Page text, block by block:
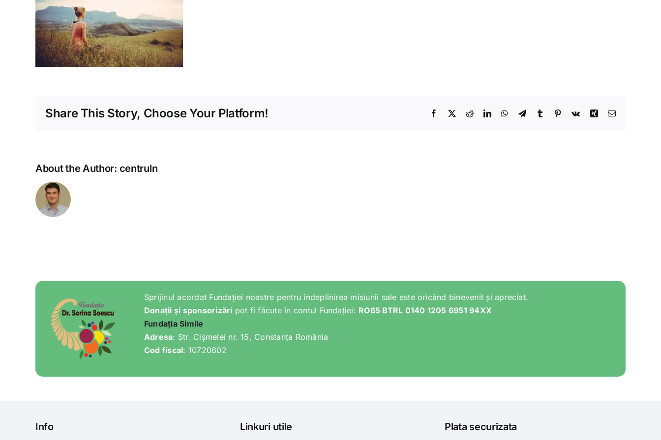
Share This Story, Choose Your Platform! Facebook
X RedditLinkedInWhatsApp
TelegramTumblr Pinterest
Vk Xing Email
About the Author: centruln
Sprijinul acordat Fundației noastre pentru îndeplinirea misiunii sale este oricând binevenit și apreciat.
Donații și sponsorizări pot fi făcute în contul Fundației: RO65 BTRL 0140 1205 6951 94XX
Fundația Simile
Adresa: Str. Cișmelei nr. 15, Constanța România
Cod fiscal: 10720602
Info Linkuri utile Plata securizata